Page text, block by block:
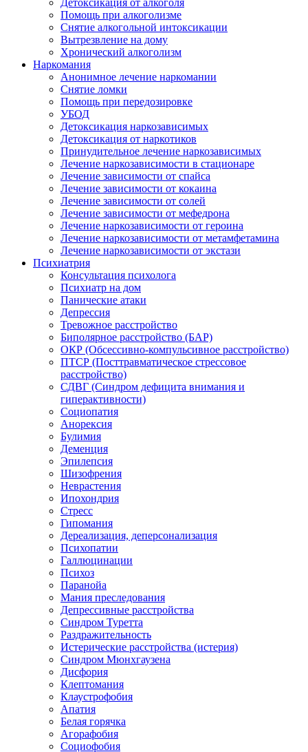
Детоксикация от алкоголя
Помощь при алкоголизме
Снятие алкогольной интоксикации
Вытрезвление на дому
Хронический алкоголизм
Наркомания
Анонимное лечение наркомании
Снятие ломки
Помощь при передозировке
УБОД
Детоксикация наркозависимых
Детоксикация от наркотиков
Принудительное лечение наркозависимых
Лечение наркозависимости в стационаре
Лечение зависимости от спайса
Лечение зависимости от кокаина
Лечение зависимости от солей
Лечение зависимости от мефедрона
Лечение наркозависимости от героина
Лечение наркозависимости от метамфетамина
Лечение наркозависимости от экстази
Психиатрия
Консультация психолога
Психиатр на дом
Панические атаки
Депрессия
Тревожное расстройство
Биполярное расстройство (БАР)
ОКР (Обсессивно-компульсивное расстройство)
ПТСР (Посттравматическое стрессовое
расстройство)
СДВГ (Синдром дефицита внимания и
гиперактивности)
Социопатия
Анорексия
Булимия
Деменция
Эпилепсия
Шизофрения
Неврастения
Ипохондрия
Стресс
Гипомания
Дереализация, деперсонализация
Психопатии
Галлюцинации
Психоз
Паранойа
Мания преследования
Депрессивные расстройства
Синдром Туретта
Раздражительность
Истерические расстройства (истерия)
Синдром Мюнхгаузена
Дисфория
Клептомания
Клаустрофобия
Апатия
Белая горячка
Агорафобия
Социофобия